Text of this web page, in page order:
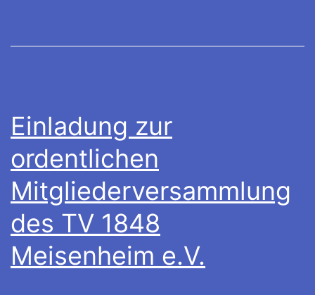
Einladung zur
ordentlichen
Mitgliederversammlung
des TV 1848
Meisenheim e.V.